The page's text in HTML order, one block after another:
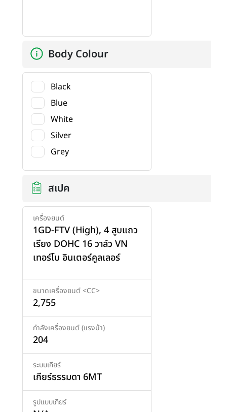
Body Colour
Black
Blue
White
Silver
Grey
สเปค
เครื่องยนต์
1GD-FTV (High), 4 สูบแถว
เรียง DOHC 16 วาล์ว VN
เทอร์โบ อินเตอร์คูลเลอร์
ขนาดเครื่องยนต์ <CC>
2,755
กำลังเครื่องยนต์ (แรงม้า)
204
ระบบเกียร์
เกียร์ธรรมดา 6MT
รูปแบบเกียร์